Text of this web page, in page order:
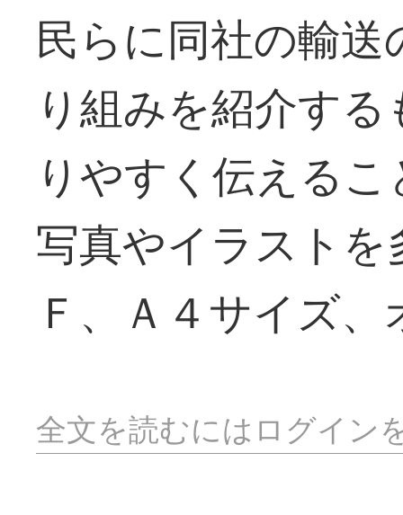
民らに同社の輸
り組みを紹介す
りやすく伝える
写真やイラスト
Ｆ、Ａ４サイズ
全文を読むにはログイン